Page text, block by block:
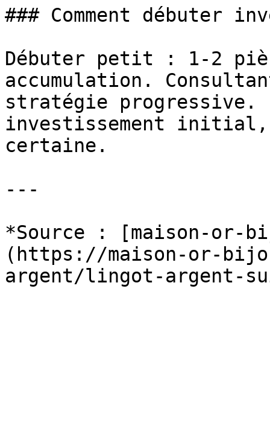
### Comment débuter
Débuter petit : 1-2
accumulation.
stratégie progressive.
investissement initial,
certaine.
---
*Source : [maison-or-
(https://maison-or-